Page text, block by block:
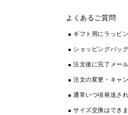
よくあるご質問
ギフト用にラッピ
ショッピングバッ
注文後に完了メー
注文の変更・キャ
通常いつ頃発送さ
サイズ交換はでき